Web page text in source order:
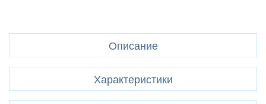
Описание
Характеристики